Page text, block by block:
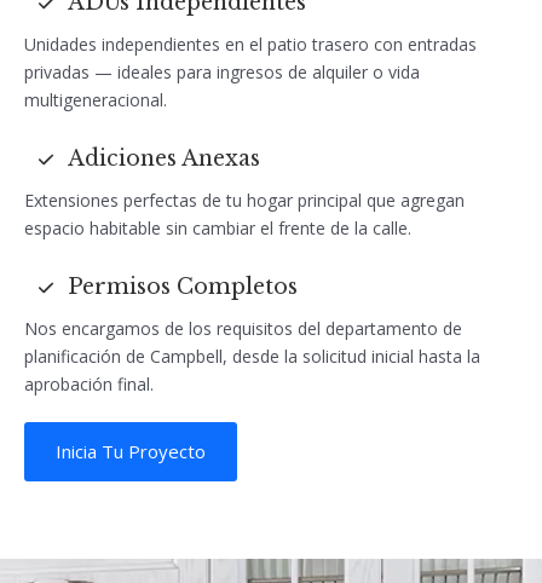
Unidades independientes en el patio trasero con entradas
privadas — ideales para ingresos de alquiler o vida
multigeneracional.
Adiciones Anexas
Extensiones perfectas de tu hogar principal que agregan
espacio habitable sin cambiar el frente de la calle.
Permisos Completos
Nos encargamos de los requisitos del departamento de
planificación de Campbell, desde la solicitud inicial hasta la
aprobación final.
Inicia Tu Proyecto